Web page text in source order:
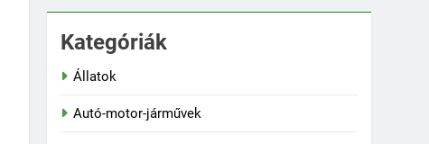
Kategóriák
Állatok
Autó-motor-járművek